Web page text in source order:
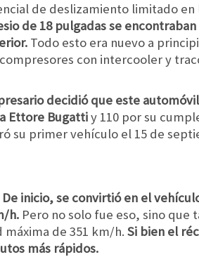
de deslizamiento limitado en
de 18 pulgadas se
Todo esto era nuevo a
con intercooler y
decidió que este
Ettore Bugattiy 110 por su
su primer vehículo el 15 de
De inicio, se convirtió en el
h. Pero no solo fue eso, sino que
de 351 km/h. Si bien el
más rápidos.